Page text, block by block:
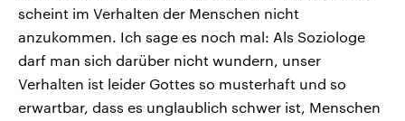
scheint im Verhalten der Menschen nicht
anzukommen. Ich sage es noch mal: Als Soziologe
darf man sich darüber nicht wundern, unser
Verhalten ist leider Gottes so musterhaft und so
erwartbar, dass es unglaublich schwer ist, Menschen